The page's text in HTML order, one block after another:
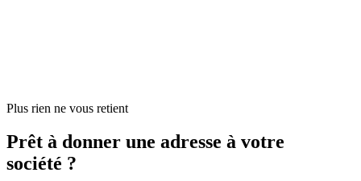
Plus rien ne vous retient
Prêt à donner une adresse à votre
société ?